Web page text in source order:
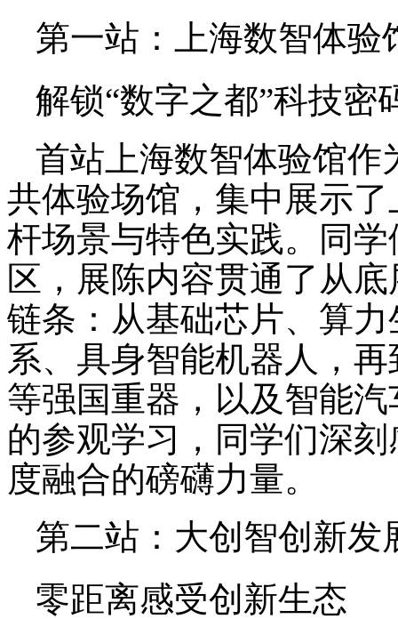
第一站：上海数智体验
解锁“数字之都”科技密
首站上海数智体验馆作
共体验场馆，集中展示
杆场景与特色实践。同
区，展陈内容贯通了从
链条：从基础芯片、算
系、具身智能机器人，
等强国重器，以及智能
的参观学习，同学们深
度融合的磅礴力量。
第二站：大创智创新发
零距离感受创新生态